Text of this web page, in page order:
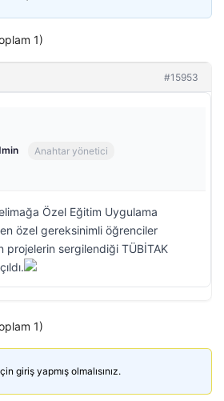
1)
#15953
Anahtar yönetici
Özel Eğitim Uygulama
özel gereksinimli öğrenciler
projelerin sergilendiği TÜBİTAK
1)
giriş yapmış olmalısınız.